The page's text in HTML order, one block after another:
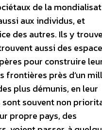
de la
aux individus, et
des autres. Ils y
aussi des
pour construire
frontières près d’un
plus démunis, en leur
sont souvent non
propre pays, des